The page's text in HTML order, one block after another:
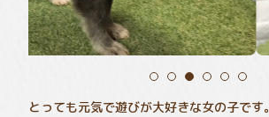
とっても元気で遊びが大好きな女の子です。